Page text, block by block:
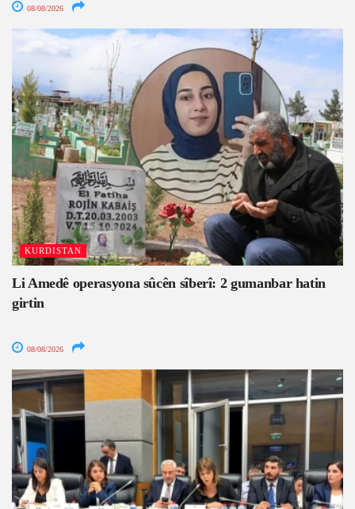
08/08/2026
KURDISTAN
Li Amedê operasyona sûcên sîberî: 2 gumanbar hatin
girtin
08/08/2026